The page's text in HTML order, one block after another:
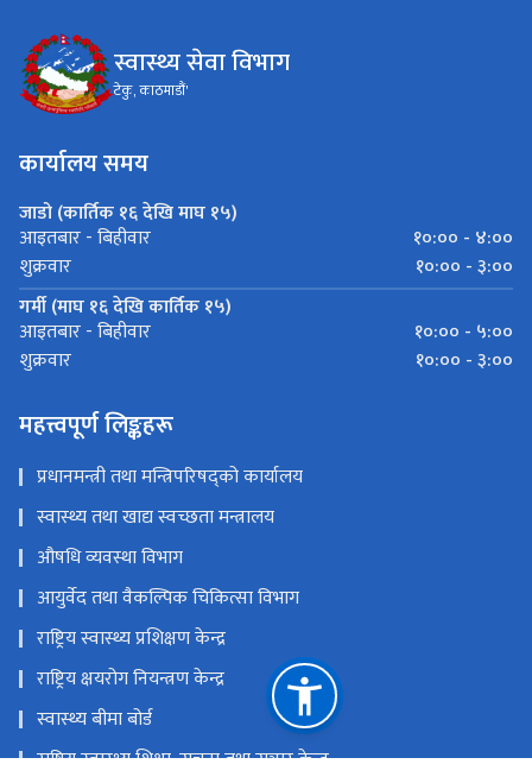
स्वास्थ्य सेवा विभाग
टेकु, काठमाडौं'
कार्यालय समय
जाडो (कार्तिक १६ देखि माघ १५)
आइतबार - बिहीवार
१०:०० - ४:००
शुक्रवार
१०:०० - ३:००
गर्मी (माघ १६ देखि कार्तिक १५)
आइतबार - बिहीवार
१०:०० - ५:००
शुक्रवार
१०:०० - ३:००
महत्त्वपूर्ण लिङ्कहरू
प्रधानमन्त्री तथा मन्त्रिपरिषद्को कार्यालय
स्वास्थ्य तथा खाद्य स्वच्छता मन्त्रालय
औषधि व्यवस्था विभाग
आयुर्वेद तथा वैकल्पिक चिकित्सा विभाग
राष्ट्रिय स्वास्थ्य प्रशिक्षण केन्द्र
राष्ट्रिय क्षयरोग नियन्त्रण केन्द्र
स्वास्थ्य बीमा बोर्ड
राष्ट्रिय स्वास्थ्य शिक्षा, सूचना तथा सञ्चार केन्द्र